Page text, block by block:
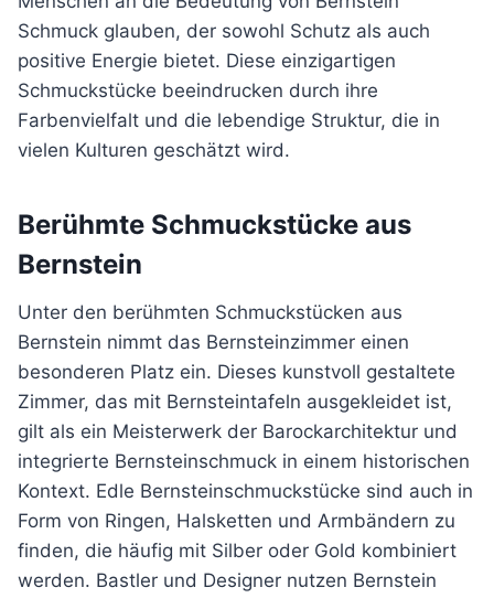
Schmuck glauben, der sowohl Schutz als auch
positive Energie bietet. Diese einzigartigen
Schmuckstücke beeindrucken durch ihre
Farbenvielfalt und die lebendige Struktur, die in
vielen Kulturen geschätzt wird.
Berühmte Schmuckstücke aus
Bernstein
Unter den berühmten Schmuckstücken aus
Bernstein nimmt das Bernsteinzimmer einen
besonderen Platz ein. Dieses kunstvoll gestaltete
Zimmer, das mit Bernsteintafeln ausgekleidet ist,
gilt als ein Meisterwerk der Barockarchitektur und
integrierte Bernsteinschmuck in einem historischen
Kontext. Edle Bernsteinschmuckstücke sind auch in
Form von Ringen, Halsketten und Armbändern zu
finden, die häufig mit Silber oder Gold kombiniert
werden. Bastler und Designer nutzen Bernstein